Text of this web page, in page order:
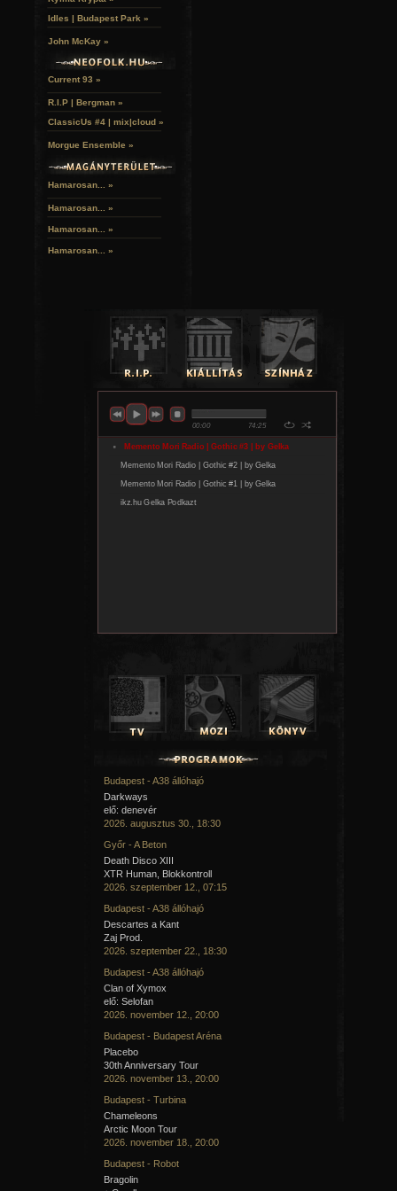
Idles | Budapest Park »
John McKay »
Current 93 »
R.I.P | Bergman »
ClassicUs #4 | mix|cloud »
Morgue Ensemble »
Hamarosan... »
Hamarosan... »
Hamarosan... »
Hamarosan... »
Budapest - A38 állóhajó
Darkways
elő: denevér
2026. augusztus 30., 18:30
Győr - A Beton
Death Disco XIII
XTR Human, Blokkontroll
2026. szeptember 12., 07:15
Budapest - A38 állóhajó
Descartes a Kant
Zaj Prod.
2026. szeptember 22., 18:30
Budapest - A38 állóhajó
Clan of Xymox
elő: Selofan
2026. november 12., 20:00
Budapest - Budapest Aréna
Placebo
30th Anniversary Tour
2026. november 13., 20:00
Budapest - Turbina
Chameleons
Arctic Moon Tour
2026. november 18., 20:00
Budapest - Robot
Bragolin